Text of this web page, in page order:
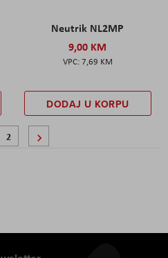
Neutrik NL2MP
9,00 KM
7,69 KM
DODAJ U KORPU
pregledavate stranicu
Stranica
2